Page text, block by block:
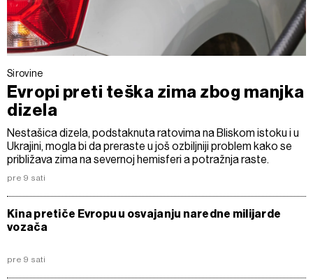
Sirovine
Evropi preti teška zima zbog manjka
dizela
Nestašica dizela, podstaknuta ratovima na Bliskom istoku i u
Ukrajini, mogla bi da preraste u još ozbiljniji problem kako se
približava zima na severnoj hemisferi a potražnja raste.
pre 9 sati
Kina pretiče Evropu u osvajanju naredne milijarde
vozača
pre 9 sati